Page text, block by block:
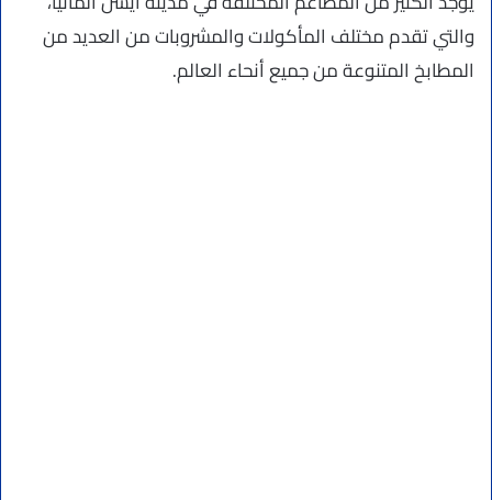
والتي تقدم مختلف المأكولات والمشروبات من العديد من
المطابخ المتنوعة من جميع أنحاء العالم.